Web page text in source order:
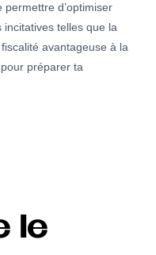
d’optimiser
telles que la
avantageuse à la
préparer ta
le